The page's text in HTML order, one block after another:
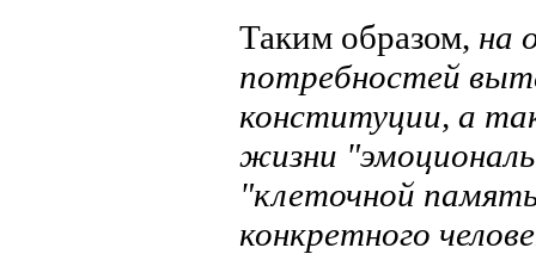
Таким образом, на
потребностей
конституции, а
жизни
"клеточной
конкретного